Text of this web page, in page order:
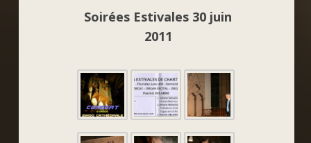
Soirées Estivales 30 juin
2011